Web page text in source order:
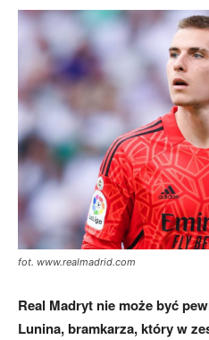
fot. www.realmadrid.com
Real Madryt nie może być
Lunina, bramkarza, który w